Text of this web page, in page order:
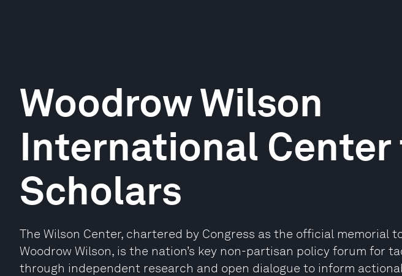
Woodrow Wilson
International Center
Scholars
The Wilson Center, chartered by Congress as the official memorial
Woodrow Wilson, is the nation’s key non-partisan policy forum for
through independent research and open dialogue to inform